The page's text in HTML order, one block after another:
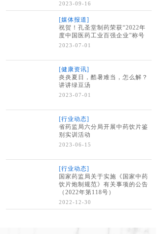
2023-09-16
[媒体报道]
祝贺！孔圣堂制药荣获“2022年
度中国医药工业百强企业”称号
2023-07-01
[健康资讯]
炎炎夏日，酷暑难当，怎么解？
讲讲绿豆汤
2023-07-01
[行业动态]
省药监局六分局开展中药饮片鉴
别实训活动
2023-06-15
[行业动态]
国家药监局关于实施《国家中药
饮片炮制规范》有关事项的公告
（2022年第118号）
2022-12-30